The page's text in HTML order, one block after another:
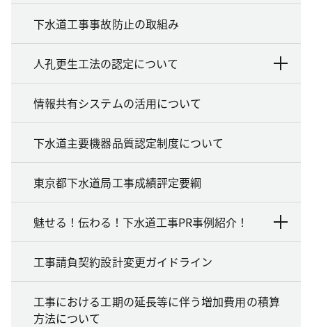
下水道工事事故防止の取組み
人孔更生工法の認定について
情報共有システムの活用について
下水道主要機器品質認定制度について
東京都下水道局工事成績評定要綱
魅せる！伝わる！下水道工事PR事例紹介！
工事請負契約設計変更ガイドライン
工事における工期の延長等に伴う増加費用の積算
方法について